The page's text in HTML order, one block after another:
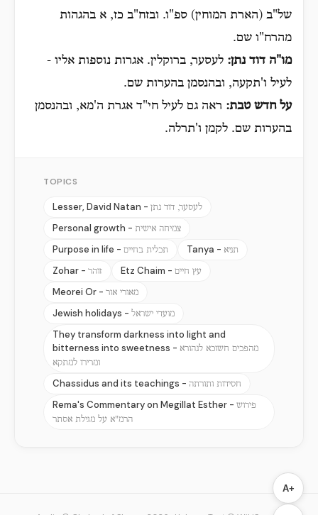
של"ב (הארת המוחין) ספ"ו. ובזח"ב כז, א בהגהות
מהרח"ו שם.
מו"ה דוד נתן: לעסער, ברוקלין. אגרות נוספות אליו -
לעיל ו'תקעה, ובהנסמן בהערות שם.
על חדש טבת: ראה גם לעיל חי"ד אגרת ה'מא, ובהנסמן
בהערות שם. לקמן ו'תרלה.
TOPICS
Lesser, David Natan - לעסער, דוד נתן
Personal growth - צמיחה אישית
Purpose in life - תכלית בחיים Tanya - תניא
Zohar - זוהר Etz Chaim - עץ חיים
Meorei Or - מאורי אור
Jewish holidays - מועדי ישראל
They transform darkness into light and
bitterness into sweetness - מהפכים חשוכא לנהורא
ומרירו למתקא
Chassidus and its teachings - חסידות ותורתה
Rema's Commentary on Megillat Esther - פירוש
הרמ"א על מגילת אסתר
A+